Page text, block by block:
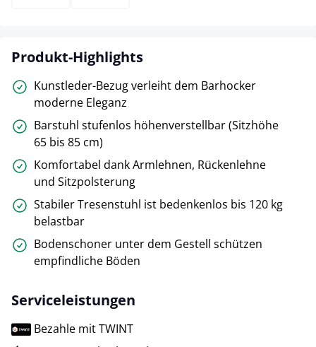
Produkt-Highlights
Kunstleder-Bezug verleiht dem Barhocker
moderne Eleganz
Barstuhl stufenlos höhenverstellbar (Sitzhöhe
65 bis 85 cm)
Komfortabel dank Armlehnen, Rückenlehne
und Sitzpolsterung
Stabiler Tresenstuhl ist bedenkenlos bis 120 kg
belastbar
Bodenschoner unter dem Gestell schützen
empfindliche Böden
Serviceleistungen
Bezahle mit TWINT